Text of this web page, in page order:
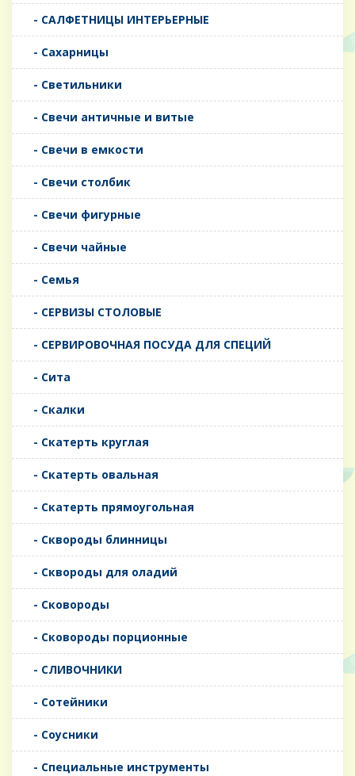
- САЛФЕТНИЦЫ ИНТЕРЬЕРНЫЕ
- Сахарницы
- Светильники
- Свечи античные и витые
- Свечи в емкости
- Свечи столбик
- Свечи фигурные
- Свечи чайные
- Семья
- СЕРВИЗЫ СТОЛОВЫЕ
- СЕРВИРОВОЧНАЯ ПОСУДА ДЛЯ СПЕЦИЙ
- Сита
- Скалки
- Скатерть круглая
- Скатерть овальная
- Скатерть прямоугольная
- Сквороды блинницы
- Сквороды для оладий
- Сковороды
- Сковороды порционные
- СЛИВОЧНИКИ
- Сотейники
- Соусники
- Специальные инструменты